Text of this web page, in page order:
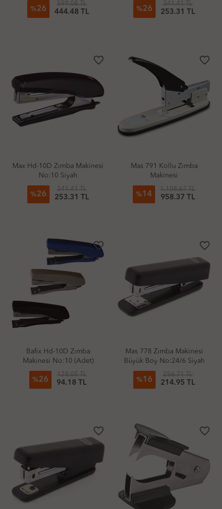
%26
599.08 TL
444.48 TL %26
341.41 TL
253.31 TL
favorite_border
Max Hd-10D Zımba Makinesi
No:10 Siyah
%26
341.41 TL
253.31 TL
favorite_border
Mas 791 Kollu Zımba
Makinesi
%14
1,108.67 TL
958.37 TL
favorite_border
Bafix Hd-10D Zımba
Makinesi No:10 (Adet)
%26
128.05 TL
94.18 TL
favorite_border
Mas 778 Zımba Makinesi
Büyük Boy No:24/6 Siyah
%16
256.71 TL
214.95 TL
favorite_border favorite_border